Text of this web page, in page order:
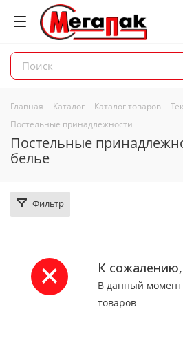
Главная - Каталог - Каталог товаров -
Постельные принадлежности
Постельные
белье
Фильтр
К
В данный
товаров